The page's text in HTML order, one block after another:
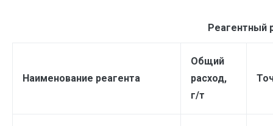
Реагентный
Наименование реагента
Общий
расход,
г/т